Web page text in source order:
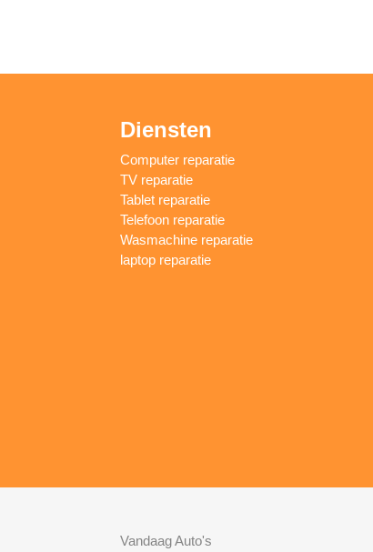
Diensten
Computer reparatie
TV reparatie
Tablet reparatie
Telefoon reparatie
Wasmachine reparatie
laptop reparatie
Vandaag Auto's